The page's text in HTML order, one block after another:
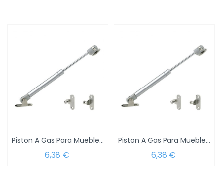
Piston A Gas Para Mueble 5 Kg. 164 mm.
6,38 €
Piston A Gas Para Mueble 12 Kg. 247mm.
6,38 €